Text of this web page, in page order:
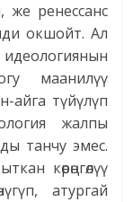
же ренессанс
окшойт. Ал
маанилүү
айга түйүлүп
жалпы
танчу эмес.
көрөңгөлүү
атургай